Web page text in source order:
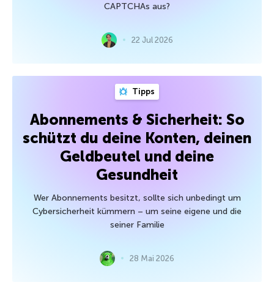
CAPTCHAs aus?
22 Jul 2026
Tipps
Abonnements & Sicherheit: So
schützt du deine Konten, deinen
Geldbeutel und deine
Gesundheit
Wer Abonnements besitzt, sollte sich unbedingt um
Cybersicherheit kümmern – um seine eigene und die
seiner Familie
28 Mai 2026